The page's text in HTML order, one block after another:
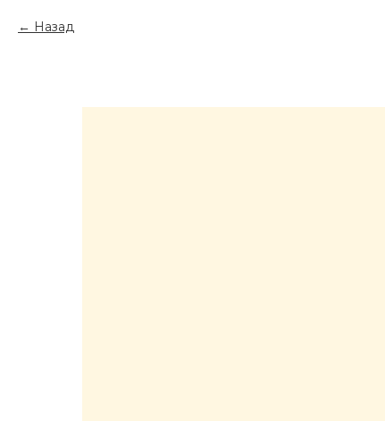
Назад